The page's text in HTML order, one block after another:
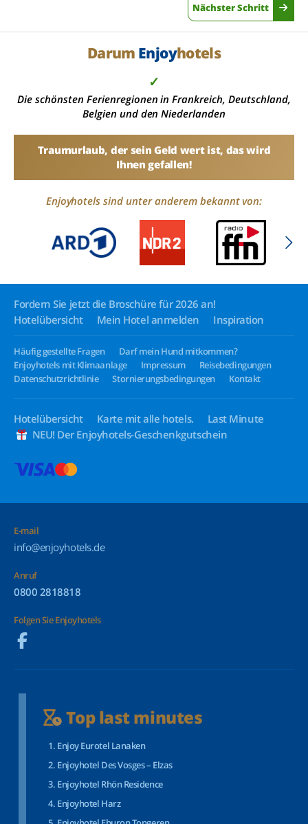
Nächster Schritt
Darum Enjoyhotels
✓
Die schönsten Ferienregionen in Frankreich, Deutschland,
Belgien und den Niederlanden
Traumurlaub, der sein Geld wert ist, das wird
Ihnen gefallen!
Enjoyhotels sind unter anderem bekannt von:
Fordern Sie jetzt die Broschüre für 2026 an!
Hotelübersicht
Mein Hotel anmelden Inspiration
Häufig gestellte Fragen
Darf mein Hund mitkommen?
Enjoyhotels mit Klimaanlage
Impressum
Reisebedingungen
Datenschutzrichtlinie
Stornierungsbedingungen Kontakt
Hotelübersicht Karte mit alle hotels.
Last Minute
NEU! Der Enjoyhotels-Geschenkgutschein
E-mail
info@enjoyhotels.de
Anruf
0800 2818818
Folgen Sie Enjoyhotels
Top last minutes
Enjoy Eurotel Lanaken
Enjoyhotel Des Vosges – Elzas
Enjoyhotel Rhön Residence
Enjoyhotel Harz